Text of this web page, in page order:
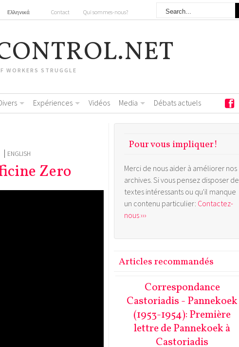
Ελληνικά Contact Qui sommes-nous?
WORKERS STRUGGLE
Expériences Vidéos Media Débats actuels
ENGLISH
Zero
Pour vous impliquer!
Merci de nous aider à améliorer nos
archives. Si vous pensez disposer de
textes intéressants ou qu'il manque
un contenu particulier: Contactez-
nous ›››
Articles recommandés
Correspondance
Castoriadis - Pannekoek
(1953-1954): Première
lettre de Pannekoek à
Castoriadis